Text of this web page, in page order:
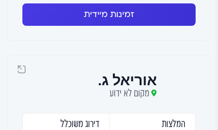
זמינות מיידית
אוריאל ג.
מקום לא ידוע
המלצות
דירוג משוכלל